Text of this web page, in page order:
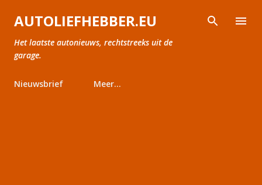
Doorgaan naar hoofdcontent
AUTOLIEFHEBBER.EU
Het laatste autonieuws, rechtstreeks uit de
garage.
Nieuwsbrief Meer…